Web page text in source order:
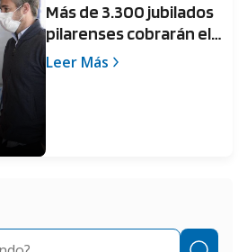
Más de 3.300 jubilados
pilarenses cobrarán el
apoyo alimentario de
Leer Más